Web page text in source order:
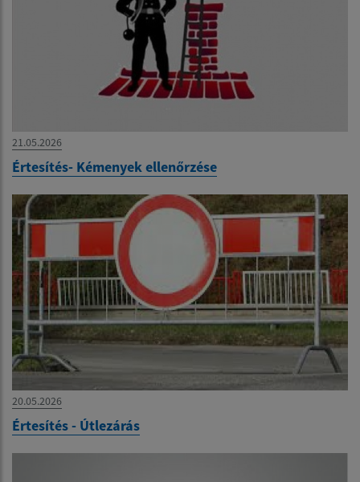
21.05.2026
Értesítés- Kémenyek ellenőrzése
20.05.2026
Értesítés - Útlezárás